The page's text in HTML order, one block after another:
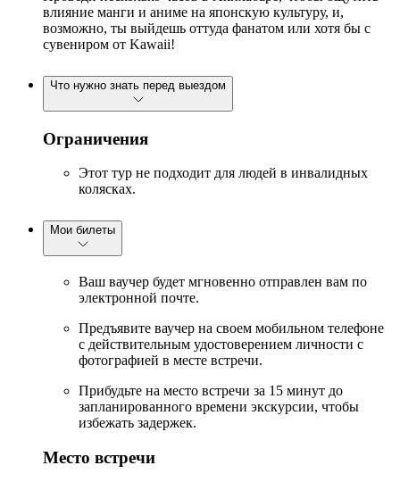
влияние манги и аниме на японскую культуру, и,
возможно, ты выйдешь оттуда фанатом или хотя бы с
сувениром от Kawaii!
Что нужно знать перед выездом
Ограничения
Этот тур не подходит для людей в инвалидных
колясках.
Мои билеты
Ваш ваучер будет мгновенно отправлен вам по
электронной почте.
Предъявите ваучер на своем мобильном телефоне
с действительным удостоверением личности с
фотографией в месте встречи.
Прибудьте на место встречи за 15 минут до
запланированного времени экскурсии, чтобы
избежать задержек.
Место встречи